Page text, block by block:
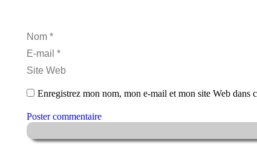
Nom *
E-mail *
Site Web
Enregistrez mon nom, mon e-mail et mon site Web
Poster commentaire